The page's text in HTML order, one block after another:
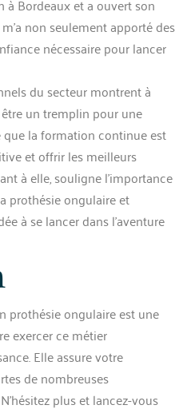
Bordeaux et a ouvert son
non seulement apporté des
nécessaire pour lancer
du secteur montrent à
un tremplin pour une
que la formation continue est
et offrir les meilleurs
à elle, souligne l’importance
prothésie ongulaire et
à se lancer dans l’aventure
prothésie ongulaire est une
exercer ce métier
Elle assure votre
de nombreuses
plus et lancez-vous